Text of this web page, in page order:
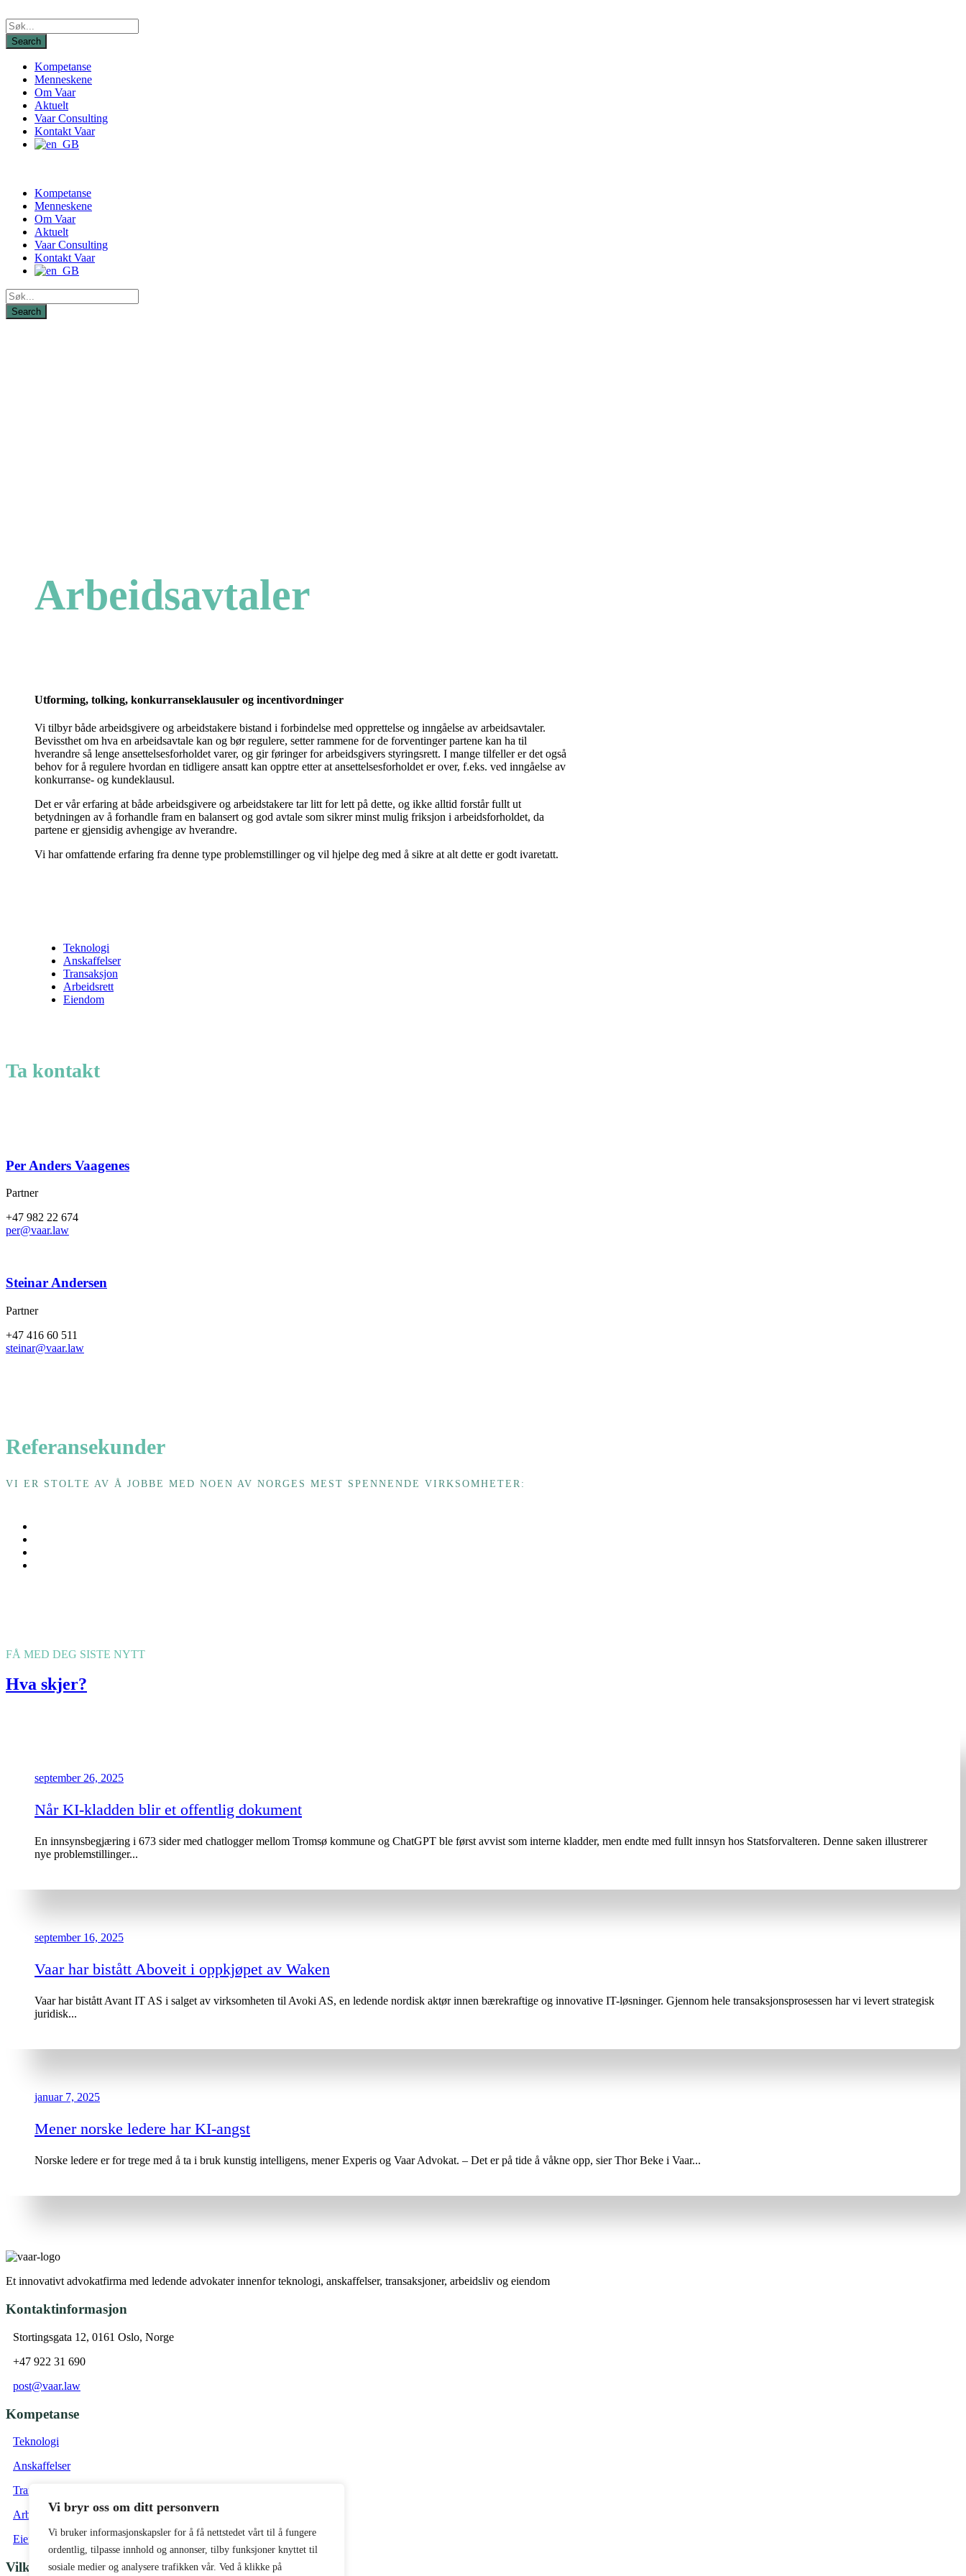
Vi bryr oss om ditt personvern
Vi bruker informasjonskapsler for å få nettstedet vårt til å fungere
ordentlig, tilpasse innhold og annonser, tilby funksjoner knyttet til
sosiale medier og analysere trafikken vår. Ved å klikke på
Kompetanse
Menneskene
Om Vaar
Aktuelt
Vaar Consulting
Kontakt Vaar
Kompetanse
Menneskene
Om Vaar
Aktuelt
Vaar Consulting
Kontakt Vaar
Arbeidsavtaler
Utforming, tolking, konkurranseklausuler og incentivordninger
Vi tilbyr både arbeidsgivere og arbeidstakere bistand i forbindelse med opprettelse og inngåelse av arbeidsavtaler.
Bevissthet om hva en arbeidsavtale kan og bør regulere, setter rammene for de forventinger partene kan ha til
hverandre så lenge ansettelsesforholdet varer, og gir føringer for arbeidsgivers styringsrett. I mange tilfeller er det også
behov for å regulere hvordan en tidligere ansatt kan opptre etter at ansettelsesforholdet er over, f.eks. ved inngåelse av
konkurranse- og kundeklausul.
Det er vår erfaring at både arbeidsgivere og arbeidstakere tar litt for lett på dette, og ikke alltid forstår fullt ut
betydningen av å forhandle fram en balansert og god avtale som sikrer minst mulig friksjon i arbeidsforholdet, da
partene er gjensidig avhengige av hverandre.
Vi har omfattende erfaring fra denne type problemstillinger og vil hjelpe deg med å sikre at alt dette er godt ivaretatt.
Teknologi
Anskaffelser
Transaksjon
Arbeidsrett
Eiendom
Ta kontakt
Per Anders Vaagenes
Partner
+47 982 22 674
per@vaar.law
Steinar Andersen
Partner
+47 416 60 511
steinar@vaar.law
Referansekunder
VI ER STOLTE AV Å JOBBE MED NOEN AV NORGES MEST SPENNENDE VIRKSOMHETER:
FÅ MED DEG SISTE NYTT
Hva skjer?
september 26, 2025
Når KI-kladden blir et offentlig dokument
En innsynsbegjæring i 673 sider med chatlogger mellom Tromsø kommune og ChatGPT ble først avvist som interne kladder, men endte med fullt innsyn hos Statsforvalteren. Denne saken illustrerer
nye problemstillinger...
september 16, 2025
Vaar har bistått Aboveit i oppkjøpet av Waken
Vaar har bistått Avant IT AS i salget av virksomheten til Avoki AS, en ledende nordisk aktør innen bærekraftige og innovative IT-løsninger. Gjennom hele transaksjonsprosessen har vi levert strategisk
juridisk...
januar 7, 2025
Mener norske ledere har KI-angst
Norske ledere er for trege med å ta i bruk kunstig intelligens, mener Experis og Vaar Advokat. – Det er på tide å våkne opp, sier Thor Beke i Vaar...
Et innovativt advokatfirma med ledende advokater innenfor teknologi, anskaffelser, transaksjoner, arbeidsliv og eiendom
Kontaktinformasjon
Stortingsgata 12, 0161 Oslo, Norge
+47 922 31 690
post@vaar.law
Kompetanse
Teknologi
Anskaffelser
Transaksjon
Arbeidsrett
Eiendom
Vilkår